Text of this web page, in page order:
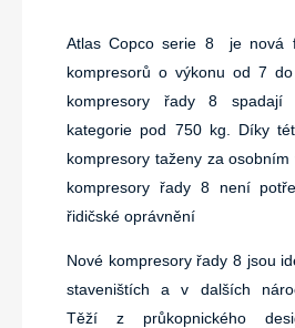
Atlas Copco serie 8 je nová
kompresorů o výkonu od 7
kompresory řady 8 spadají
kategorie pod 750 kg. Díky
kompresory taženy za
kompresory řady 8 není
řidičské oprávnění
Nové kompresory řady 8 jsou
staveništích a v dalších
Těží z průkopnického